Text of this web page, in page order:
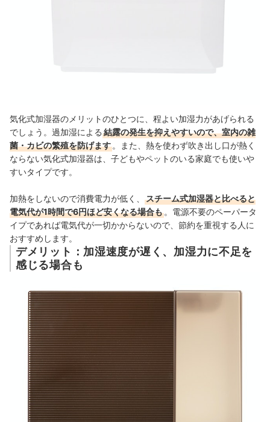
気化式加湿器のメリットのひとつに、程よい加湿力があげられる
でしょう。過加湿による 結露の発生を抑えやすいので、室内の雑
菌・カビの繁殖を防げます 。また、熱を使わず吹き出し口が熱く
ならない気化式加湿器は、子どもやペットのいる家庭でも使いや
すいタイプです。
加熱をしないので消費電力が低く、
スチーム式加湿器と比べると
電気代が1時間で6円ほど安くなる場合も 。電源不要のペーパータ
イプであれば電気代が一切かからないので、節約を重視する人に
おすすめします。
デメリット：加湿速度が遅く、加湿力に不足を
感じる場合も